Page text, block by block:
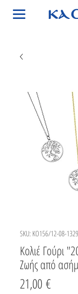
SKU: KO156/12-08-1329
Κολιέ Γούρι
Ζωής από
21,00 €Τιμή